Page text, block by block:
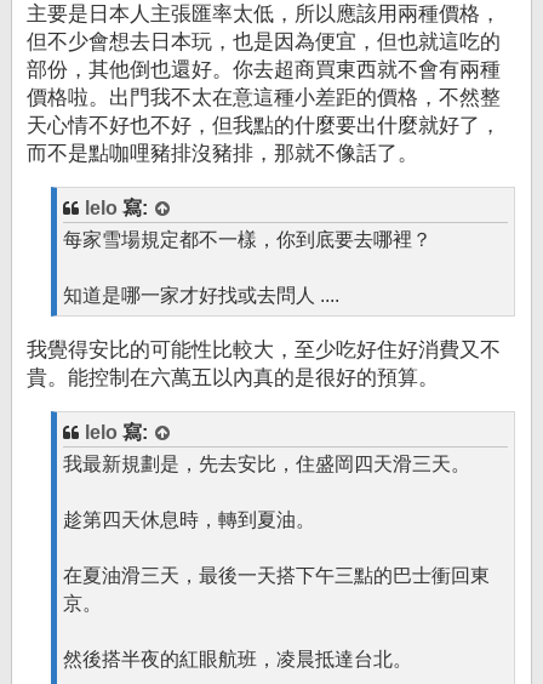
主要是日本人主張匯率太低，所以應該用兩種價格，
但不少會想去日本玩，也是因為便宜，但也就這吃的
部份，其他倒也還好。你去超商買東西就不會有兩種
價格啦。出門我不太在意這種小差距的價格，不然整
天心情不好也不好，但我點的什麼要出什麼就好了，
而不是點咖哩豬排沒豬排，那就不像話了。
lelo 寫:
每家雪場規定都不一樣，你到底要去哪裡？
知道是哪一家才好找或去問人 ....
我覺得安比的可能性比較大，至少吃好住好消費又不
貴。能控制在六萬五以內真的是很好的預算。
lelo 寫:
我最新規劃是，先去安比，住盛岡四天滑三天。
趁第四天休息時，轉到夏油。
在夏油滑三天，最後一天搭下午三點的巴士衝回東
京。
然後搭半夜的紅眼航班，凌晨抵達台北。